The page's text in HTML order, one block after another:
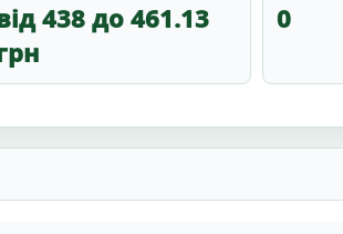
438 до 461.13
0